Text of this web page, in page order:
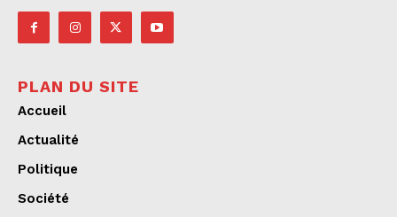
PLAN DU SITE
Accueil
Actualité
Politique
Société